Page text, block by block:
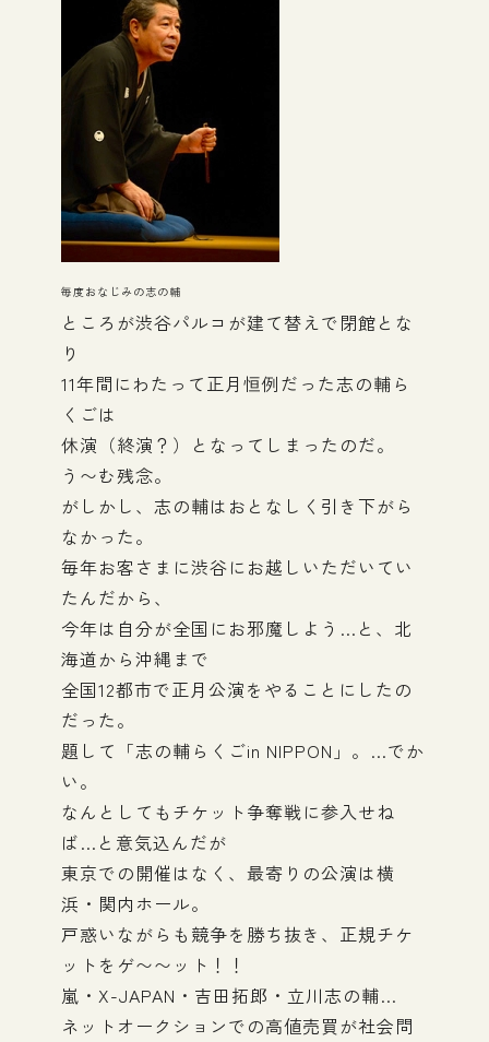
毎度おなじみの志の輔
ところが渋谷パルコが建て替えで閉館とな
り
11年間にわたって正月恒例だった志の輔ら
くごは
休演（終演？）となってしまったのだ。
う〜む残念。
がしかし、志の輔はおとなしく引き下がら
なかった。
毎年お客さまに渋谷にお越しいただいてい
たんだから、
今年は自分が全国にお邪魔しよう…と、北
海道から沖縄まで
全国12都市で正月公演をやることにしたの
だった。
題して「志の輔らくごin NIPPON」。…でか
い。
なんとしてもチケット争奪戦に参入せね
ば…と意気込んだが
東京での開催はなく、最寄りの公演は横
浜・関内ホール。
戸惑いながらも競争を勝ち抜き、正規チケ
ットをゲ〜〜ット！！
嵐・X-JAPAN・吉田拓郎・立川志の輔…
ネットオークションでの高値売買が社会問